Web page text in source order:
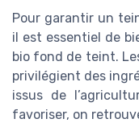
Pour garantir un
il est essentiel de
bio fond de teint.
privilégient des
issus de
favoriser, on